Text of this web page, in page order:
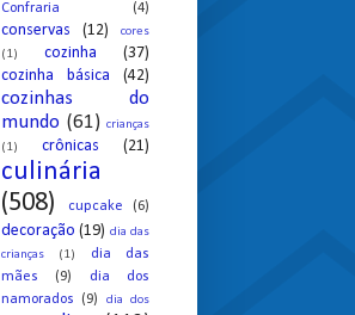
Confraria
(4)
conservas (12)
cores
(1)
cozinha
(37)
cozinha básica
(42)
cozinhas do
mundo (61) crianças
(1)
crônicas (21)
culinária
(508)
cupcake (6)
decoração (19) dia das
crianças
(1)
dia das
mães
(9)
dia dos
namorados
(9) dia dos